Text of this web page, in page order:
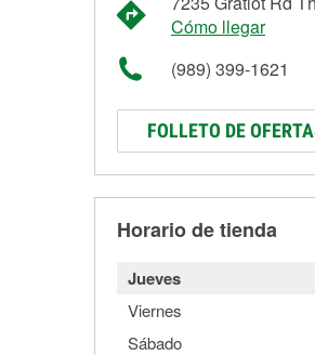
Cómo llegar
(989) 399-1621
FOLLETO DE
Horario de tienda
Jueves
Viernes
Sábado